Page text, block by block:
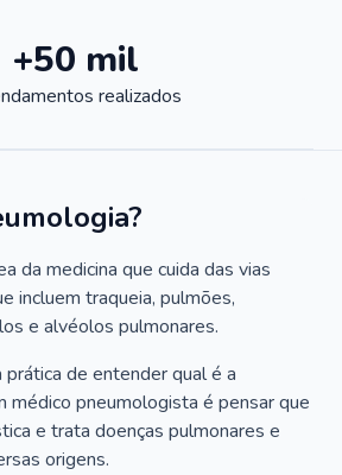
+50 mil
realizados
da medicina que cuida das vias
incluem traqueia, pulmões,
e alvéolos pulmonares.
prática de entender qual é a
médico pneumologista é pensar que
e trata doenças pulmonares e
origens.